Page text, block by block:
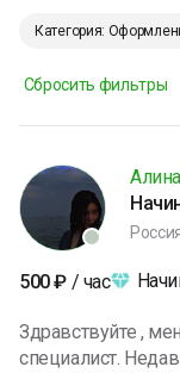
Категория:
Сбросить фильтры
500₽ / час
Здравствуйте ,
специалист. Недавно получила диплом и готова к новым